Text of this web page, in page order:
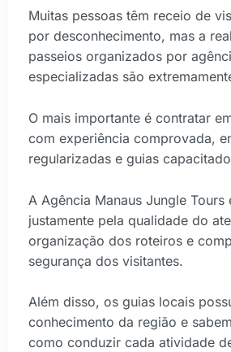
Muitas pessoas têm receio de
por desconhecimento, mas a
passeios organizados por
especializadas são
O mais importante é contratar
com experiência comprovada,
regularizadas e guias
A Agência Manaus Jungle Tours
justamente pela qualidade do
organização dos roteiros e
segurança dos visitantes.
Além disso, os guias locais
conhecimento da região e
como conduzir cada atividade